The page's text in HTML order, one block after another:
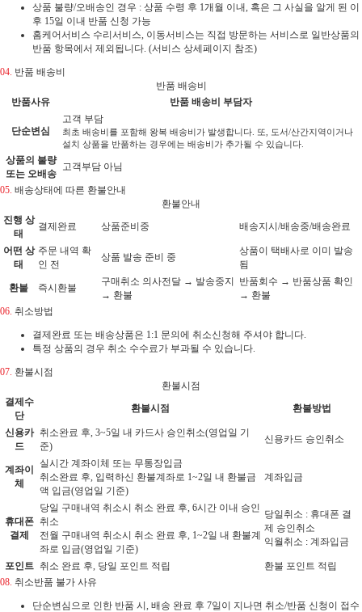
상품 불량/오배송인 경우 : 상품 수령 후 1개월 이내, 혹은 그 사실을 알게 된 이
후 15일 이내 반품 신청 가능
홈케어서비스 수리서비스, 이동서비스는 직접 방문하는 서비스로 일반상품의
반품 항목에서 제외됩니다. (서비스 상세페이지 참조)
04. 반품 배송비
반품 배송비
반품사유
반품 배송비 부담자
단순변심
고객 부담
최초 배송비를 포함해 왕복 배송비가 발생합니다. 또, 도서/산간지역이거나
설치 상품을 반품하는 경우에는 배송비가 추가될 수 있습니다.
상품의 불량
또는 오배송
고객부담 아님
05. 배송상태에 따른 환불안내
환불안내
진행 상
태
결제완료 상품준비중 배송지시/배송중/배송완료
어떤 상
태
주문 내역 확
인 전
상품 발송 준비 중
상품이 택배사로 이미 발송
됨
환불 즉시환불
구매취소 의사전달 → 발송중지
→ 환불
반품회수 → 반품상품 확인
→ 환불
06. 취소방법
결제완료 또는 배송상품은 1:1 문의에 취소신청해 주셔야 합니다.
특정 상품의 경우 취소 수수료가 부과될 수 있습니다.
07. 환불시점
환불시점
결제수
단
환불시점 환불방법
신용카
드
취소완료 후, 3~5일 내 카드사 승인취소(영업일 기
준)
신용카드 승인취소
계좌이
체
실시간 계좌이체 또는 무통장입금
취소완료 후, 입력하신 환불계좌로 1~2일 내 환불금
액 입금(영업일 기준)
계좌입금
휴대폰
결제
당일 구매내역 취소시 취소 완료 후, 6시간 이내 승인
취소
전월 구매내역 취소시 취소 완료 후, 1~2일 내 환불계
좌로 입금(영업일 기준)
당일취소 : 휴대폰 결
제 승인취소
익월취소 : 계좌입금
포인트 취소 완료 후, 당일 포인트 적립
환불 포인트 적립
08. 취소반품 불가 사유
단순변심으로 인한 반품 시, 배송 완료 후 7일이 지나면 취소/반품 신청이 접수